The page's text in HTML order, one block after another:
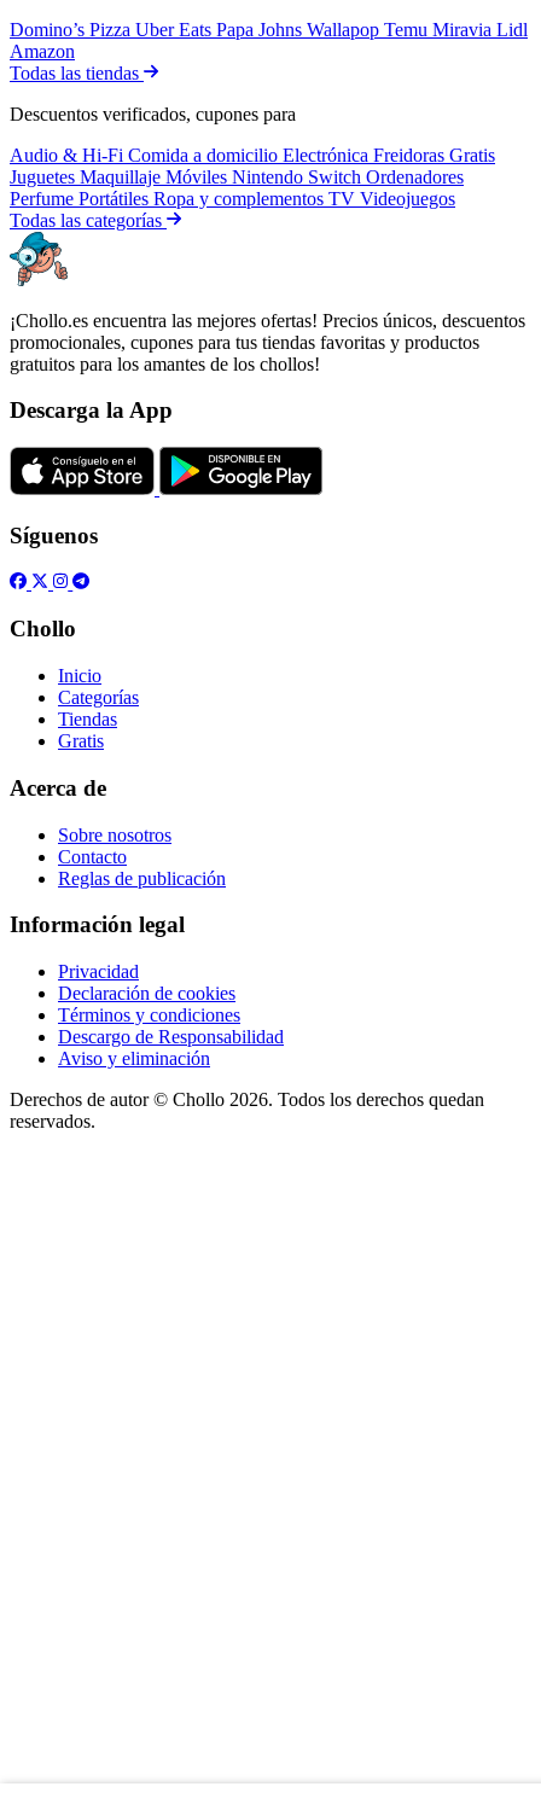
Domino’s Pizza Uber Eats Papa Johns Wallapop Temu Miravia Lidl
Amazon
Todas las tiendas
Descuentos verificados, cupones para
Audio & Hi-Fi Comida a domicilio Electrónica Freidoras Gratis
Juguetes Maquillaje Móviles Nintendo Switch Ordenadores
Perfume Portátiles Ropa y complementos TV Videojuegos
Todas las categorías
¡Chollo.es encuentra las mejores ofertas! Precios únicos, descuentos
promocionales, cupones para tus tiendas favoritas y productos
gratuitos para los amantes de los chollos!
Descarga la App
Síguenos
Chollo
Inicio
Categorías
Tiendas
Gratis
Acerca de
Sobre nosotros
Contacto
Reglas de publicación
Información legal
Privacidad
Declaración de cookies
Términos y condiciones
Descargo de Responsabilidad
Aviso y eliminación
Derechos de autor © Chollo 2026. Todos los derechos quedan
reservados.